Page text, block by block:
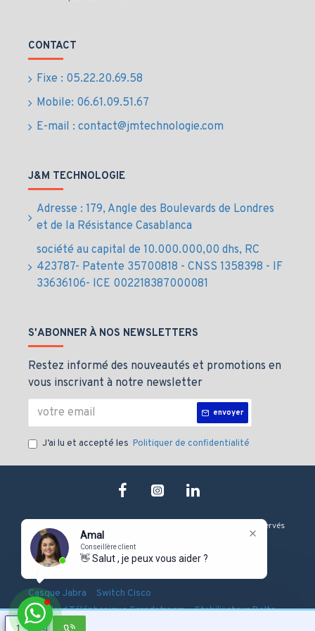
Amal
Conseillère client
👋 Salut , je peux vous aider ?
CONTACT
Fixe : 05.22.20.69.58
Mobile: 06.61.09.51.67
E-mail : contact@jmtechnologie.com
J&M TECHNOLOGIE
Adresse : 179, Angle des Boulevards de Londres
et de la Résistance Casablanca
société au capital de 10.000.000,00 dhs, RC
423787- Patente 35700818 - CNSS 1358398 - IF
33636106- ICE 002218387000081
S'ABONNER À NOS NEWSLETTERS
Restez informé des nouveautés et promotions en
vous inscrivant à notre newsletter
envoyer
J’ai lu et accepté les Politiquer de confidentialité
Copyright © 2019, J&M technologie, Tous les droits sont Réservés
Onduleur Eaton-Serveur Dell-Firewall Fortinet-
Casque Jabra Switch Cisco
Standard Téléphonique Grandstream-Stabilisateur Delta-
Pointeuse Biométrique